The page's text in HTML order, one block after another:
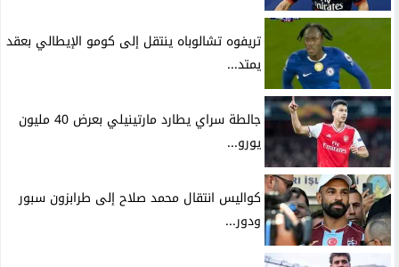
تريفوه تشالوباه ينتقل إلى كومو الإيطالي بعقد
يمتد...
جالطة سراي يطارد مارتينيلي بعرض 40 مليون
يورو...
كواليس انتقال محمد صلاح إلى طرابزون سبور
ودور...